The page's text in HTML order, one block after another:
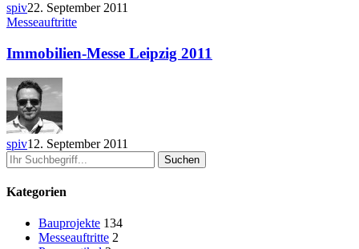
spiv22. September 2011
Messeauftritte
Immobilien-Messe Leipzig 2011
spiv12. September 2011
Suchen
Kategorien
Bauprojekte 134
Messeauftritte 2